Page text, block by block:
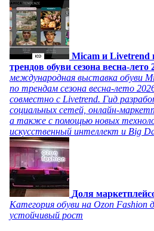
Micam и Livetrend
трендов обуви сезона весна-лето
международная выставка обуви
по трендам сезона весна-лето
совместно с Livetrend. Гид
социальных сетей, онлайн-
а также с помощью новых
искусственный интеллект и Big
Доля
Категория обуви на Ozon Fashion
устойчивый рост